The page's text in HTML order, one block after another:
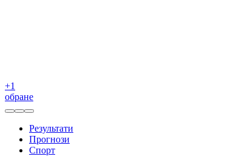
+1
обране
Результати
Прогнози
Спорт